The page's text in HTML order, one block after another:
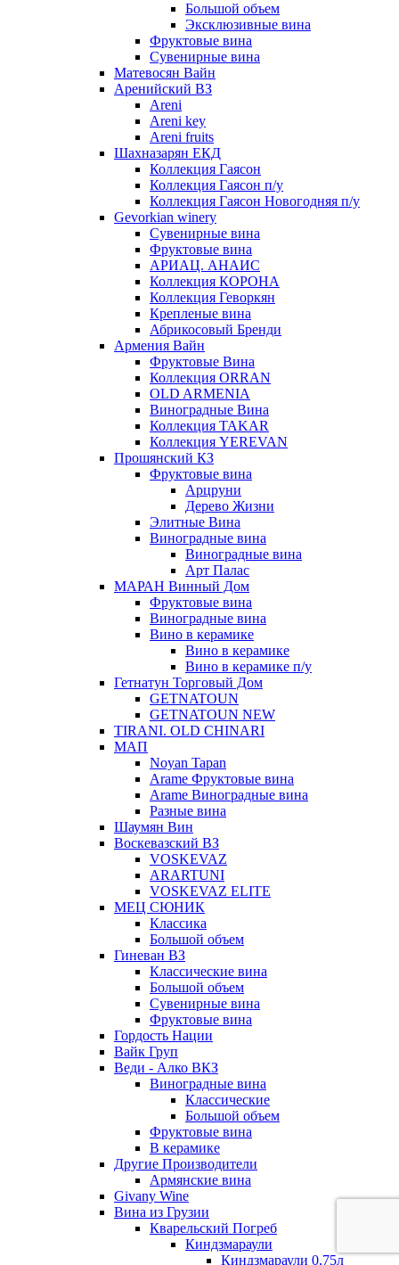
Большой объем
Эксклюзивные вина
Фруктовые вина
Cувенирные вина
Матевосян Вайн
Аренийский ВЗ
Areni
Areni key
Areni fruits
Шахназарян ЕКД
Коллекция Гаясон
Коллекция Гаясон п/у
Коллекция Гаясон Новогодняя п/у
Gevorkian winery
Сувенирные вина
Фруктовые вина
АРИАЦ. АНАИС
Коллекция КОРОНА
Коллекция Геворкян
Крепленые вина
Абрикосовый Бренди
Армения Вайн
Фруктовые Вина
Коллекция ORRAN
OLD ARMENIA
Виноградные Вина
Коллекция TAKAR
Коллекция YEREVAN
Прошянский КЗ
Фруктовые вина
Арцруни
Дерево Жизни
Элитные Вина
Виноградные вина
Виноградные вина
Арт Палас
МАРАН Винный Дом
Фруктовые вина
Виноградные вина
Вино в керамике
Вино в керамике
Вино в керамике п/у
Гетнатун Торговый Дом
GETNATOUN
GETNATOUN NEW
TIRANI. OLD CHINARI
МАП
Noyan Tapan
Arame Фруктовые вина
Arame Виноградные вина
Разные вина
Шаумян Вин
Воскевазский ВЗ
VOSKEVAZ
ARARTUNI
VOSKEVAZ ELITE
МЕЦ СЮНИК
Классика
Большой объем
Гиневан ВЗ
Классические вина
Большой объем
Сувенирные вина
Фруктовые вина
Гордость Нации
Вайк Груп
Веди - Алко ВКЗ
Виноградные вина
Классические
Большой объем
Фруктовые вина
В керамике
Другие Производители
Армянские вина
Givany Wine
Вина из Грузии
Кварельский Погреб
Киндзмараули
Киндзмараули 0,75л